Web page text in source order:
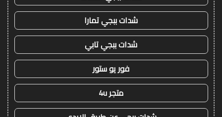
شدات ببجي تمارا
شدات ببجي تابي
فور يو ستور
متجر 4u